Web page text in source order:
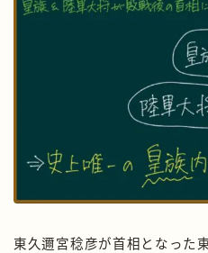
東久邇宮稔彦が首相となった